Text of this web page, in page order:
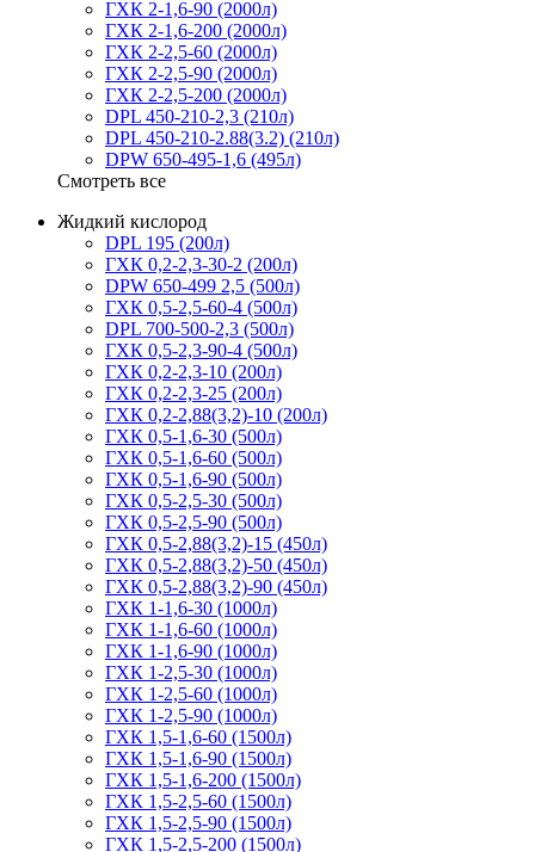
ГХК 2-1,6-90 (2000л)
ГХК 2-1,6-200 (2000л)
ГХК 2-2,5-60 (2000л)
ГХК 2-2,5-90 (2000л)
ГХК 2-2,5-200 (2000л)
DPL 450-210-2,3 (210л)
DPL 450-210-2.88(3.2) (210л)
DPW 650-495-1,6 (495л)
Смотреть все
Жидкий кислород
DPL 195 (200л)
ГХК 0,2-2,3-30-2 (200л)
DPW 650-499 2,5 (500л)
ГХК 0,5-2,5-60-4 (500л)
DPL 700-500-2,3 (500л)
ГХК 0,5-2,3-90-4 (500л)
ГХК 0,2-2,3-10 (200л)
ГХК 0,2-2,3-25 (200л)
ГХК 0,2-2,88(3,2)-10 (200л)
ГХК 0,5-1,6-30 (500л)
ГХК 0,5-1,6-60 (500л)
ГХК 0,5-1,6-90 (500л)
ГХК 0,5-2,5-30 (500л)
ГХК 0,5-2,5-90 (500л)
ГХК 0,5-2,88(3,2)-15 (450л)
ГХК 0,5-2,88(3,2)-50 (450л)
ГХК 0,5-2,88(3,2)-90 (450л)
ГХК 1-1,6-30 (1000л)
ГХК 1-1,6-60 (1000л)
ГХК 1-1,6-90 (1000л)
ГХК 1-2,5-30 (1000л)
ГХК 1-2,5-60 (1000л)
ГХК 1-2,5-90 (1000л)
ГХК 1,5-1,6-60 (1500л)
ГХК 1,5-1,6-90 (1500л)
ГХК 1,5-1,6-200 (1500л)
ГХК 1,5-2,5-60 (1500л)
ГХК 1,5-2,5-90 (1500л)
ГХК 1,5-2,5-200 (1500л)